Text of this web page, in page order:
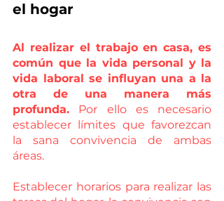
el hogar
Al realizar el trabajo en casa, es
común que la vida personal y la
vida laboral se influyan una a la
otra de una manera más
profunda. Por ello es necesario
establecer límites que favorezcan
la sana convivencia de ambas
áreas.
Establecer horarios para realizar las